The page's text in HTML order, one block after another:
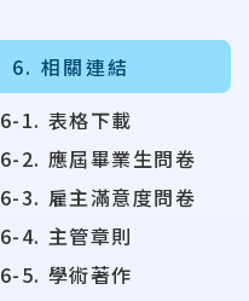
6. 相關連結
6-1. 表格下載
6-2. 應屆畢業生問卷
6-3. 雇主滿意度問卷
6-4. 主管章則
6-5. 學術著作